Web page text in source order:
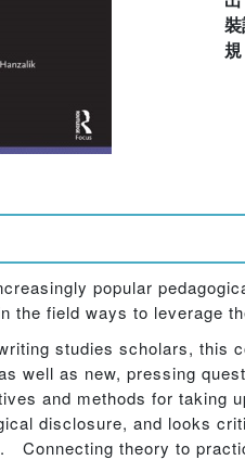
popular
the field ways to leverage
studies scholars, this
well as new, pressing
and methods for taking
disclosure, and looks
Connecting theory to